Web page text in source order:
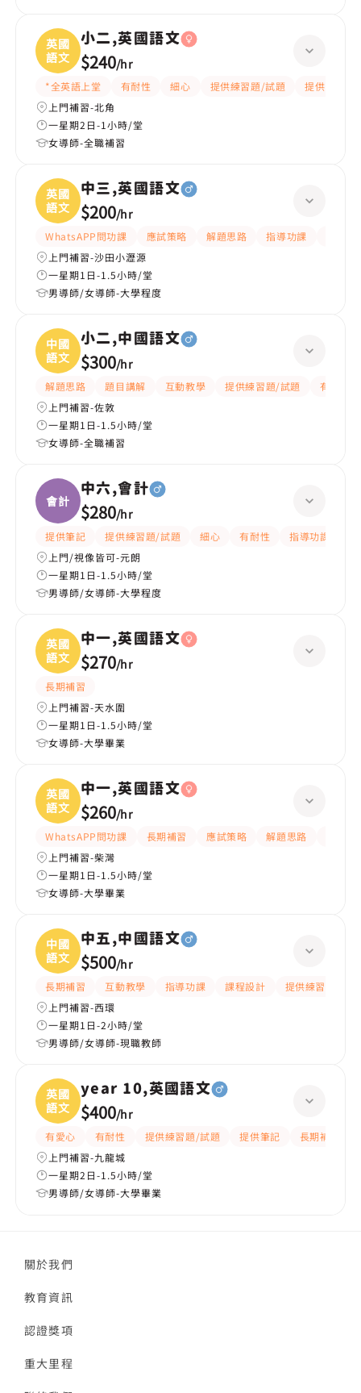
英國
語文
小二,英國語文
$240/hr
*全英語上堂 有耐性 細心 提供練習題/試題
提供筆記
上門補習-北角
一星期2日-1小時/堂
女導師-全職補習
英國
語文
中三,英國語文
$200/hr
WhatsAPP問功課 應試策略 解題思路 指導功課
上門補習-沙田小瀝源
一星期1日-1.5小時/堂
男導師/女導師-大學程度
中國
語文
小二,中國語文
$300/hr
解題思路 題目講解 互動教學 提供練習題/試題
有愛心
上門補習-佐敦
一星期1日-1.5小時/堂
女導師-全職補習
會計
中六,會計
$280/hr
提供筆記 提供練習題/試題 細心 有耐性 指導功課
上門/視像皆可-元朗
一星期1日-1.5小時/堂
男導師/女導師-大學程度
英國
語文
中一,英國語文
$270/hr
長期補習
上門補習-天水圍
一星期1日-1.5小時/堂
女導師-大學畢業
英國
語文
中一,英國語文
$260/hr
WhatsAPP問功課 長期補習 應試策略 解題思路
上門補習-柴灣
一星期1日-1.5小時/堂
女導師-大學畢業
中國
語文
中五,中國語文
$500/hr
長期補習 互動教學 指導功課 課程設計
提供練習題/試題
上門補習-西環
一星期1日-2小時/堂
男導師/女導師-現職教師
英國
語文
year 10,英國語文
$400/hr
有愛心 有耐性 提供練習題/試題 提供筆記
長期補習
上門補習-九龍城
一星期2日-1.5小時/堂
男導師/女導師-大學畢業
關於我們
教育資訊
認證獎項
重大里程